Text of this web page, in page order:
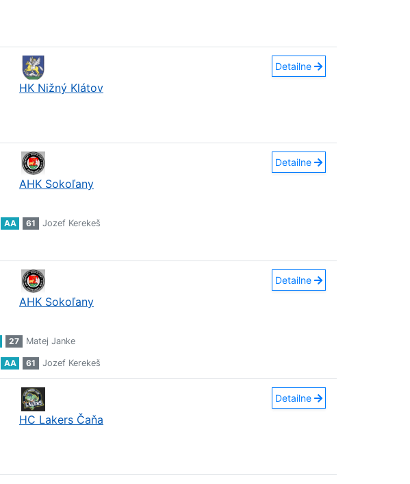
HK Nižný Klátov
Detailne
AHK Sokoľany
Detailne
AA 61 Jozef Kerekeš
AHK Sokoľany
Detailne
27 Matej Janke
AA 61 Jozef Kerekeš
HC Lakers Čaňa
Detailne